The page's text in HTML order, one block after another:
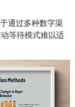
通过多种数字渠
等待模式难以适